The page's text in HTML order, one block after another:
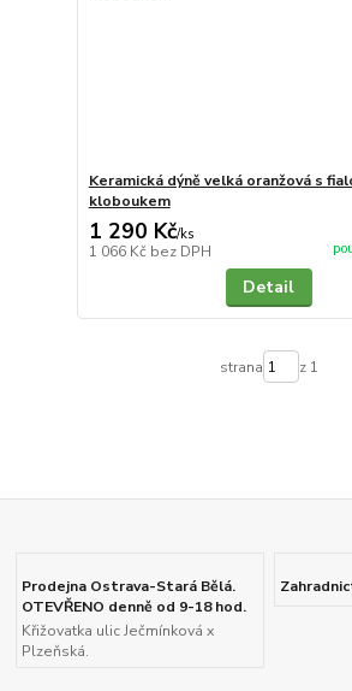
Keramická dýně velká oranžová s
kloboukem
1 290 Kč/ks
1 066 Kč bez DPH
Detail
strana z 1
Prodejna Ostrava-Stará Bělá.
OTEVŘENO denně od 9-18 hod.
Křižovatka ulic Ječmínková x
Plzeňská.